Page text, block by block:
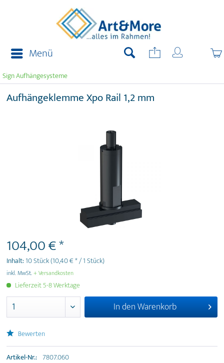
Menü
Sign Aufhängesysteme
Aufhängeklemme Xpo Rail 1,2 mm
104,00 € *
Inhalt:10 Stück(10,40 € * / 1 Stück)
inkl. MwSt.+ Versandkosten
Lieferzeit 5-8 Werktage
In denWarenkorb
Bewerten
Artikel-Nr.: 7807.060